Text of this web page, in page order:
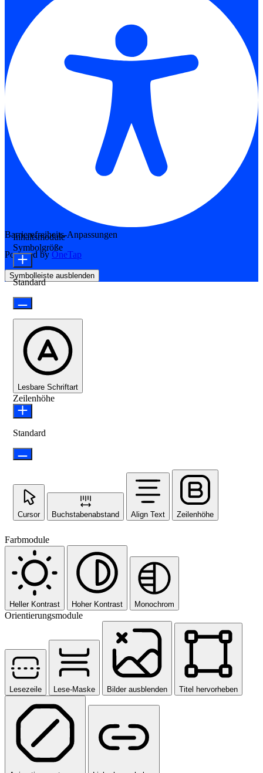
Barrierefreiheits-Anpassungen
Powered by OneTap
Symbolleiste ausblenden
Inhaltsmodule
Symbolgröße
Standard
Lesbare Schriftart
Zeilenhöhe
Standard
Cursor Buchstabenabstand Align Text Zeilenhöhe
Farbmodule
Heller Kontrast Hoher Kontrast Monochrom
Orientierungsmodule
Lesezeile Lese-Maske Bilder ausblenden Titel hervorheben